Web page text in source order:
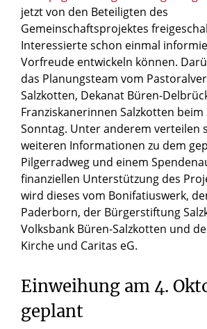
jetzt von den Beteiligten des
Gemeinschaftsprojektes
Interessierte schon einmal
Vorfreude entwickeln können.
das Planungsteam vom
Salzkotten, Dekanat Büren-
Franziskanerinnen Salzkotten beim
Sonntag. Unter anderem verteilen
weiteren Informationen zu dem
Pilgerradweg und einem
finanziellen Unterstützung des
wird dieses vom Bonifatiuswerk,
Paderborn, der Bürgerstiftung
Volksbank Büren-Salzkotten und
Kirche und Caritas eG.
Einweihung am 4.
geplant